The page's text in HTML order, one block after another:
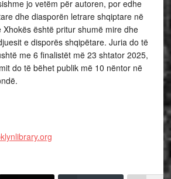
jo vetëm për autoren, por edhe
dhe diasporën letrare shqiptare në
Xhokës është pritur shumë mire dhe
e disporës shqipëtare. Juria do të
me 6 finalistët më 23 shtator 2025,
do të bëhet publik më 10 nëntor në